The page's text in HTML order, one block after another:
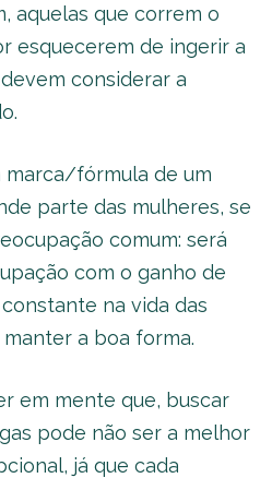
aquelas que correm o
esquecerem de ingerir a
considerar a
marca/fórmula de um
parte das mulheres, se
comum: será
com o ganho de
na vida das
a boa forma.
em mente que, buscar
pode não ser a melhor
já que cada